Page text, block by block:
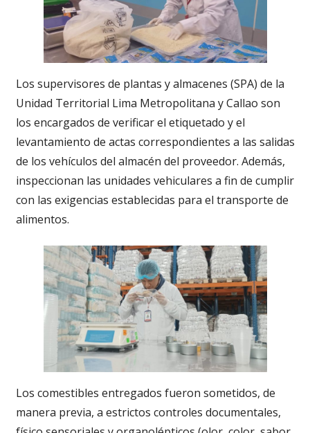
Los supervisores de plantas y almacenes (SPA) de la
Unidad Territorial Lima Metropolitana y Callao son
los encargados de verificar el etiquetado y el
levantamiento de actas correspondientes a las salidas
de los vehículos del almacén del proveedor. Además,
inspeccionan las unidades vehiculares a fin de cumplir
con las exigencias establecidas para el transporte de
alimentos.
Los comestibles entregados fueron sometidos, de
manera previa, a estrictos controles documentales,